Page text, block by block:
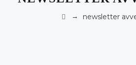
→ newsletter